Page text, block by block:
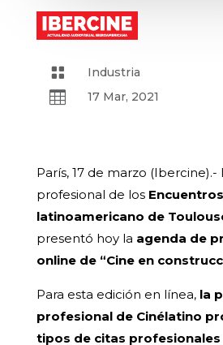
 Industria
 17 Mar, 2021
París, 17 de marzo
profesional de los
latinoamericano de
presentó hoy la agenda de
online de “Cine en
Para esta edición en línea, la
profesional de Cinélatino
tipos de citas profesionales